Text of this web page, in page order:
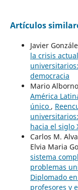
Artículos
Javier
la crisis actual
democracia
Mario
América
único ,
hacia el siglo
Carlos M.
Elvia Maria
sistema
problemas
Diplomado
profesores y